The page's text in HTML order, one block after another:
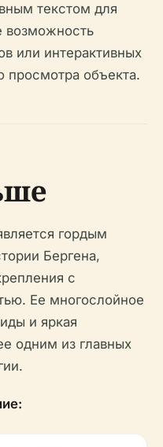
текстом для
возможность
или интерактивных
просмотра объекта.
гордым
Бергена,
с
Ее многослойное
и яркая
одним из главных